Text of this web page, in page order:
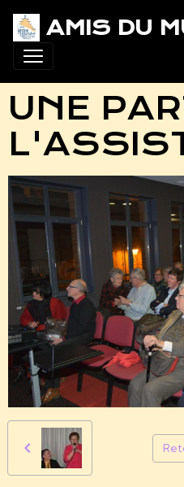
AMIS DU
UNE